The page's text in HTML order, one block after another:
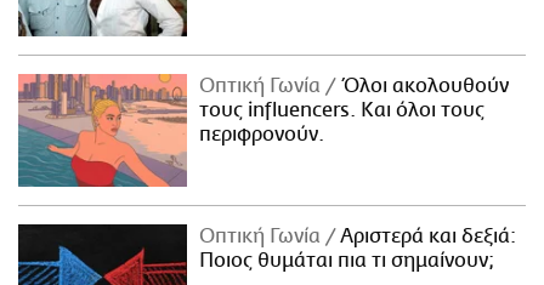
Οπτική Γωνία
Όλοι ακολουθούν
τους influencers. Και όλοι τους
περιφρονούν.
Οπτική Γωνία
Αριστερά και δεξιά:
Ποιος θυμάται πια τι σημαίνουν;